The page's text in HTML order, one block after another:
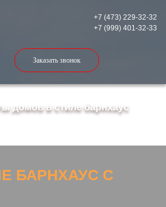
+7 (473) 229-32-32
+7 (999) 401-32-33
Заказать звонок
домов в стиле барнхаус
БАРНХАУС С